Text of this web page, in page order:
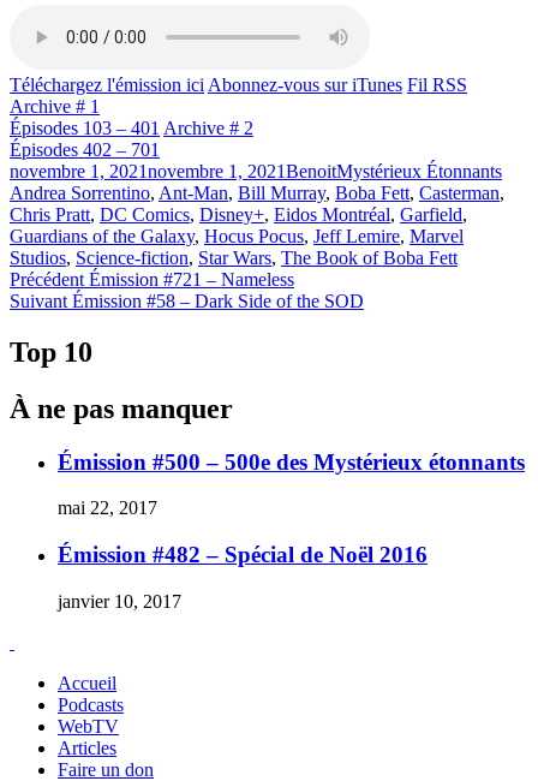
Téléchargez l'émission ici Abonnez-vous sur iTunes Fil RSS
Archive # 1
Épisodes 103 – 401 Archive # 2
Épisodes 402 – 701
Publié
le
novembre 1, 2021novembre 1, 2021BenoitCatégories
Mystérieux Étonnants
Andrea Sorrentino, Ant-Man, Bill Murray, Boba Fett, Casterman,
Chris Pratt, DC Comics, Disney+, Eidos Montréal, Garfield,
Guardians of the Galaxy, Hocus Pocus, Jeff Lemire, Marvel
Studios, Science-fiction, Star Wars, The Book of Boba Fett
Navigation
de
l'article
Précédent Article
précédent :
Émission #721 – Nameless
Suivant Article
Émission #58 – Dark Side of the SOD
Top 10
À ne pas manquer
Émission #500 – 500e des Mystérieux étonnants
mai 22, 2017
Émission #482 – Spécial de Noël 2016
janvier 10, 2017
Accueil
Podcasts
WebTV
Articles
Faire un don